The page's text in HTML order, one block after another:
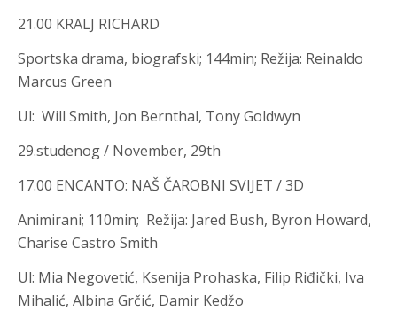
21.00 KRALJ RICHARD
Sportska drama, biografski; 144min; Režija: Reinaldo
Marcus Green
Ul: Will Smith, Jon Bernthal, Tony Goldwyn
29.studenog / November, 29th
17.00 ENCANTO: NAŠ ČAROBNI SVIJET / 3D
Animirani; 110min; Režija: Jared Bush, Byron Howard,
Charise Castro Smith
Ul: Mia Negovetić, Ksenija Prohaska, Filip Riđički, Iva
Mihalić, Albina Grčić, Damir Kedžo